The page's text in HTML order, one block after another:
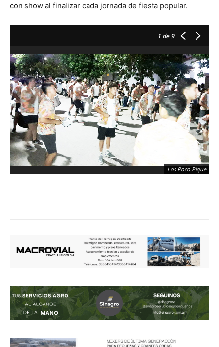
con show al finalizar cada jornada de fiesta popular.
1 de 9
Los Poco Pique